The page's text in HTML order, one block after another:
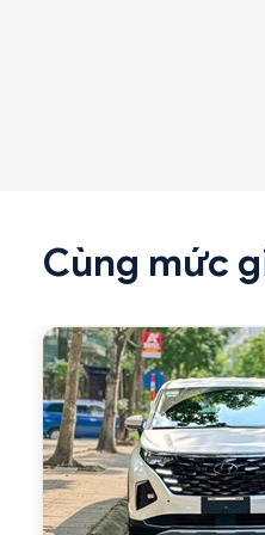
Cùng mức